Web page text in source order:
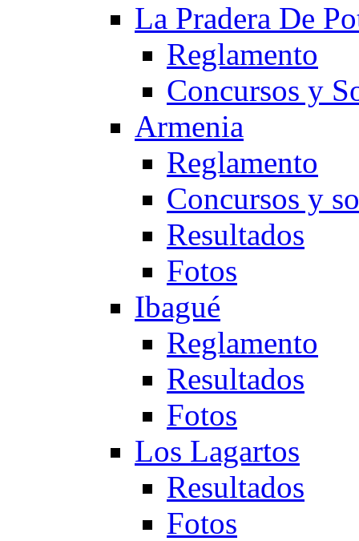
La Pradera De
Reglamento
Concursos y
Armenia
Reglamento
Concursos y
Resultados
Fotos
Ibagué
Reglamento
Resultados
Fotos
Los Lagartos
Resultados
Fotos